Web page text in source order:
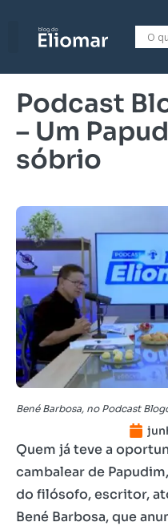
Podcast
– Um
sóbrio
Bené Barbosa, no Podcast
Quem já teve a
cambalear de
do filósofo, escritor,
Bené Barbosa, que